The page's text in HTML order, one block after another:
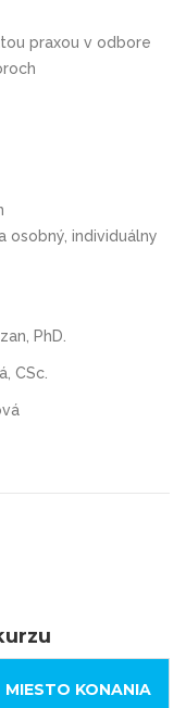
praxou v odbore
osobný, individuálny
PhD.
CSc.
MIESTO KONANIA